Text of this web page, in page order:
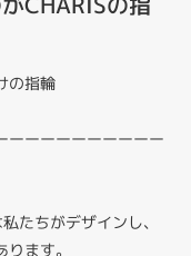
の指輪
ーーーーーーーーーー
たちがデザインし、
ます。